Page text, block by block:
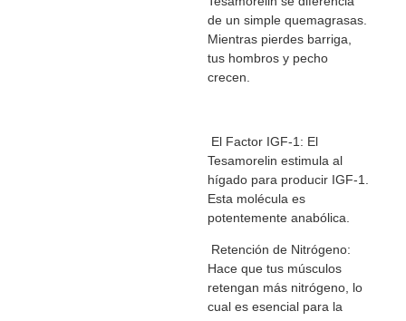
de un simple quemagrasas.
Mientras pierdes barriga,
tus hombros y pecho
crecen.
El Factor IGF-1: El
Tesamorelin estimula al
hígado para producir IGF-1.
Esta molécula es
potentemente anabólica.
Retención de Nitrógeno:
Hace que tus músculos
retengan más nitrógeno, lo
cual es esencial para la